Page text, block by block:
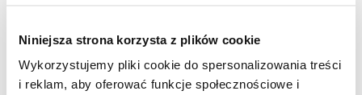
Niniejsza strona korzysta z plików cookie
Wykorzystujemy pliki cookie do spersonalizowania treści
i reklam, aby oferować funkcje społecznościowe i
ciśnieniem.
Impregnat stosujemy do zabezpieczania: